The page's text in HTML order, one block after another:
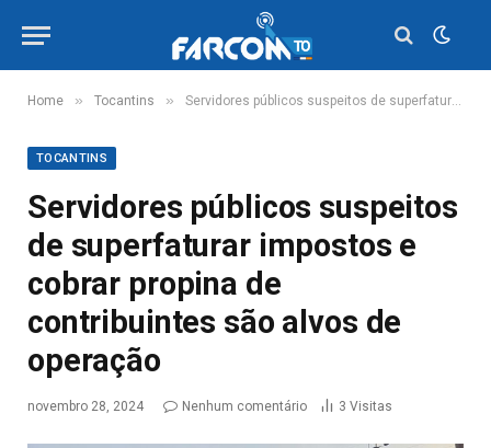
Home » Tocantins » Servidores públicos suspeitos de superfaturar impostos e cobrar propina de contribuintes são alvos de operação
TOCANTINS
Servidores públicos suspeitos
de superfaturar impostos e
cobrar propina de
contribuintes são alvos de
operação
novembro 28, 2024 Nenhum comentário 3 Visitas